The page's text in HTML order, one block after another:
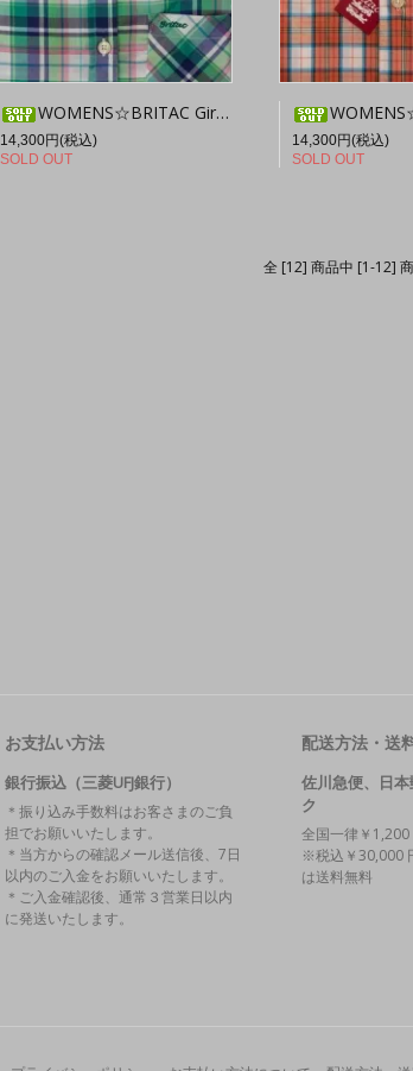
WOMENS☆BRITAC Girl SL004
14,300円(税込)
SOLD OUT
14,300円(税込)
SOLD OUT
全 [12] 商品中 [1-12]
お支払い方法
銀行振込（三菱UFJ銀行）
＊振り込み手数料はお客さまのご負
担でお願いいたします。
＊当方からの確認メール送信後、7日
以内のご入金をお願いいたします。
＊ご入金確認後、通常３営業日以内
に発送いたします。
配送方法・送
佐川急便、日
ク
全国一律￥1,200
※税込￥30,000
は送料無料